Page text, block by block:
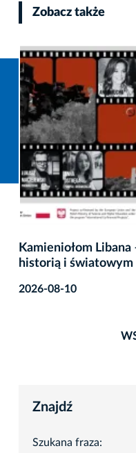
Zobacz także
Kamieniołom
historią i światowym
2026-08-10
Znajdź
Szukana fraza: